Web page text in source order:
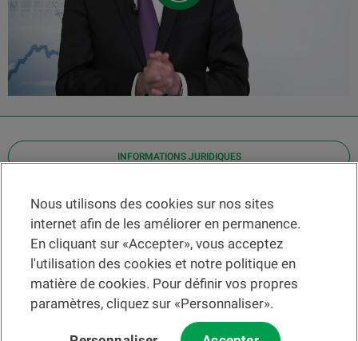
INFORMATIONS JURIDIQUES
Contact
Localiser une agence
Aide
Actualités
Taux de change
Nous utilisons des cookies sur nos sites
internet afin de les améliorer en permanence.
En cliquant sur «Accepter», vous acceptez
l'utilisation des cookies et notre politique en
matière de cookies. Pour définir vos propres
paramètres, cliquez sur «Personnaliser».